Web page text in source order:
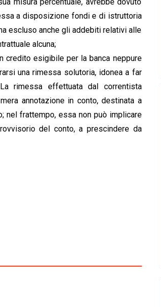
a disposizione fondi e di istruttoria
escluso anche gli addebiti relativi alle
alcuna;
credito esigibile per la banca neppure
una rimessa solutoria, idonea a far
rimessa effettuata dal correntista
annotazione in conto, destinata a
nel frattempo, essa non può implicare
del conto, a prescindere da